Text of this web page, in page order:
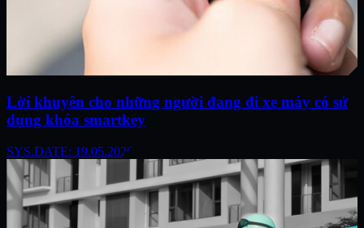
Lời khuyên cho những người đang đi xe máy có sử
dụng khóa smartkey
SYS.DATE: 19.05.2026